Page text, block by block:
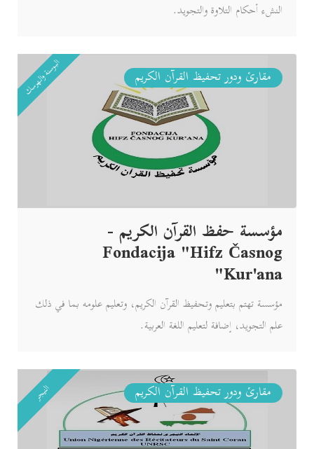
النشء أحكام التلاوة والتجويد.
مقارئ ودور تحفيظ القرآن الكريم البوسنة والهرسك
مؤسسة حفظ القرآن الكريم -
Fondacija "Hifz Časnog
Kur'ana"
مؤسسة تهتم بتعليم وتحفيظ القرآن الكريم، وتعليم علومه بما في ذلك
علم التجويد، إضافة لتعليم اللغة العربية.
مقارئ ودور تحفيظ القرآن الكريم النيجر